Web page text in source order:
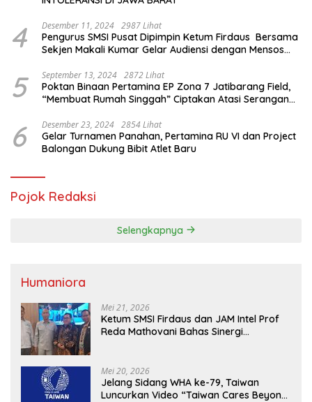
4 Desember 11, 2024 2987 Lihat
Pengurus SMSI Pusat Dipimpin Ketum Firdaus Bersama
Sekjen Makali Kumar Gelar Audiensi dengan Mensos
5 September 13, 2024 2872 Lihat
Poktan Binaan Pertamina EP Zona 7 Jatibarang Field,
“Membuat Rumah Singgah” Ciptakan Atasi Serangan
6 Desember 23, 2024 2854 Lihat
Gelar Turnamen Panahan, Pertamina RU VI dan Project
Balongan Dukung Bibit Atlet Baru
Pojok Redaksi
Selengkapnya
Humaniora
Mei 21, 2026
Ketum SMSI Firdaus dan JAM Intel Prof
Reda Mathovani Bahas Sinergi
MBG, Perkuat Pengawasan Program
Pemerintah
Mei 20, 2026
Jelang Sidang WHA ke-79, Taiwan
Luncurkan Video “Taiwan Cares Beyond